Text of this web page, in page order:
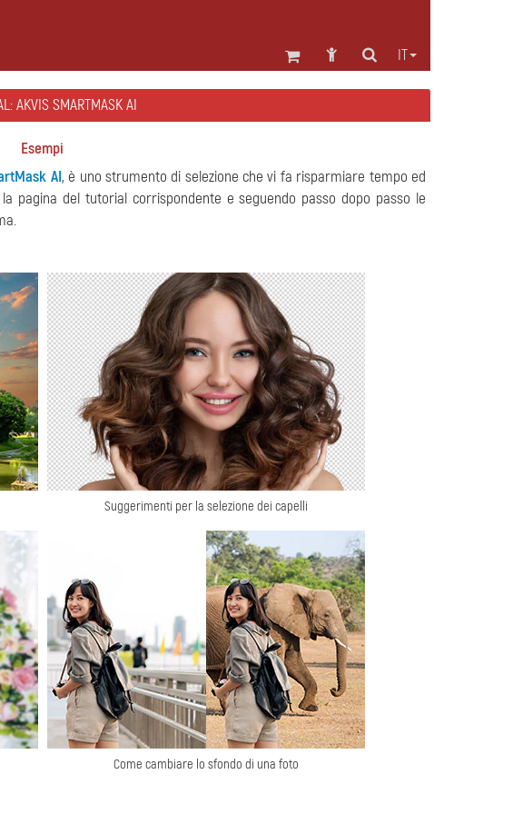
IT
AKVIS SMARTMASK AI
Esempi
AI, è uno strumento di selezione che vi fa risparmiare tempo ed
pagina del tutorial corrispondente e seguendo passo dopo passo le
Suggerimenti per la selezione dei capelli
Come cambiare lo sfondo di una foto